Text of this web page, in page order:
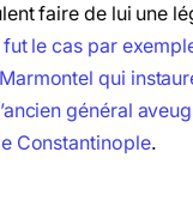
faire de lui une
fut le cas par
qui
général
Constantinople.